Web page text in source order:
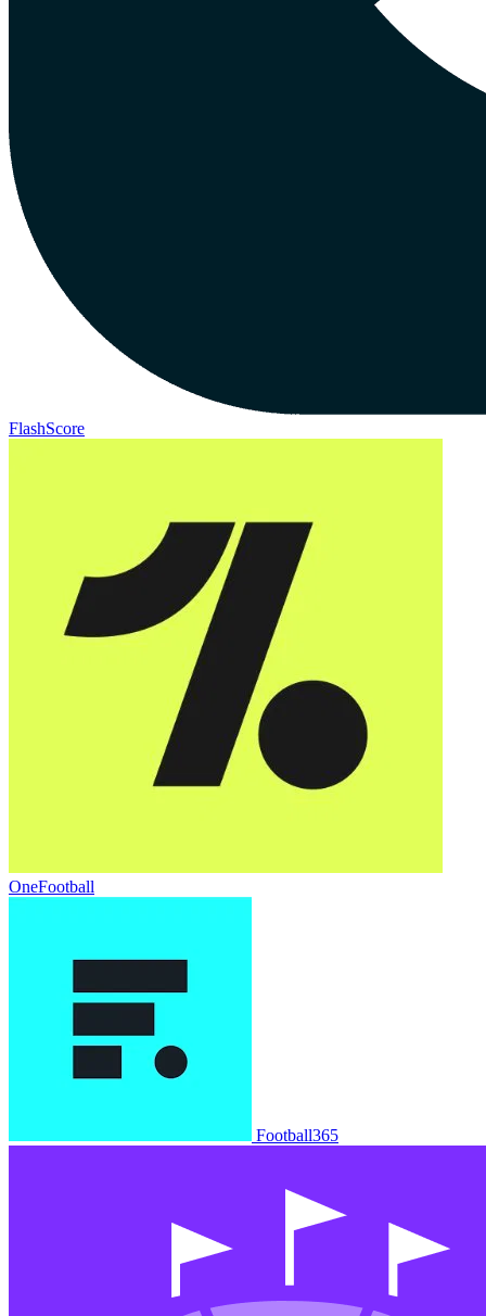
FlashScore
OneFootball
Football365